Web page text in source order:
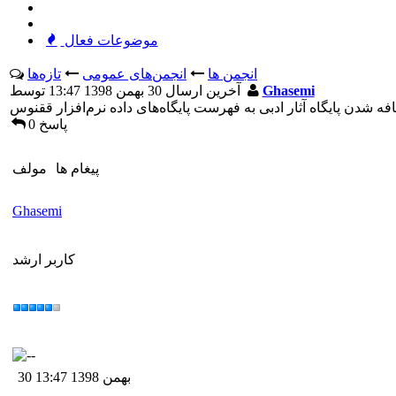
موضوعات فعال
انجمن ها انجمن‌های عمومی
تازه‌ها
Ghasemi
شدن پایگاه آثار ادبی به فهرست پایگاه‌های داده نرم‌افزار ققنوس
0 پاسخ
مولف پيغام ها
Ghasemi
کاربر ارشد
30 بهمن 1398 13:47